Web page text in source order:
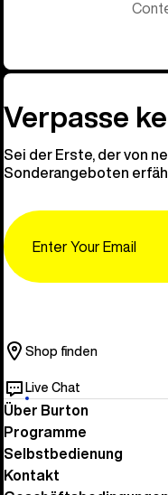
Verpasse
Sei der Erste, der von
Sonderangeboten
Shop finden
Live Chat
Über Burton
Programme
Selbstbedienung
Kontakt